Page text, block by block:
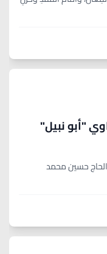
"أبو نبيل"
الحاج حسين محمد